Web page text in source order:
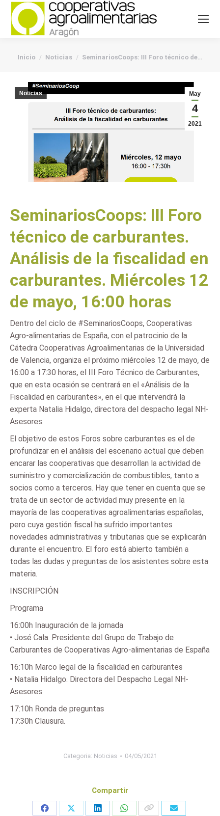
You are here:
Inicio Noticias SeminariosCoops: III Foro técnico de…
May
4
2021
Noticias
SeminariosCoops: III Foro
técnico de carburantes.
Análisis de la fiscalidad en
carburantes. Miércoles 12
de mayo, 16:00 horas
Dentro del ciclo de #SeminariosCoops, Cooperativas
Agro-alimentarias de España, con el patrocinio de la
Cátedra Cooperativas Agroalimentarias de la Universidad
de Valencia, organiza el próximo miércoles 12 de mayo, de
16:00 a 17:30 horas, el III Foro Técnico de Carburantes,
que en esta ocasión se centrará en el «Análisis de la
Fiscalidad en carburantes», en el que intervendrá la
experta Natalia Hidalgo, directora del despacho legal NH-
Asesores.
El objetivo de estos Foros sobre carburantes es el de
profundizar en el análisis del escenario actual que deben
encarar las cooperativas que desarrollan la actividad de
suministro y comercialización de combustibles, tanto a
socios como a terceros. Hay que tener en cuenta que se
trata de un sector de actividad muy presente en la
mayoría de las cooperativas agroalimentarias españolas,
pero cuya gestión fiscal ha sufrido importantes
novedades administrativas y tributarias que se explicarán
durante el encuentro. El foro está abierto también a
todas las dudas y preguntas de los asistentes sobre esta
materia.
INSCRIPCIÓN
Programa
16:00h Inauguración de la jornada
• José Cala. Presidente del Grupo de Trabajo de
Carburantes de Cooperativas Agro-alimentarias de España
16:10h Marco legal de la fiscalidad en carburantes
• Natalia Hidalgo. Directora del Despacho Legal NH-
Asesores
17:10h Ronda de preguntas
17:30h Clausura.
Categoria: Noticias 04/05/2021
Compartir